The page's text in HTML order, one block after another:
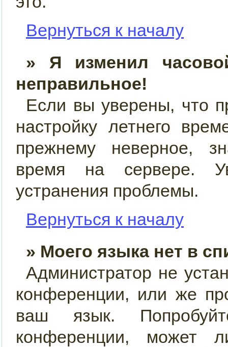
Вернуться к началу
» Я изменил
неправильное!
Если вы уверены, что
настройку летнего
прежнему неверное,
время на сервере.
устранения проблемы.
Вернуться к началу
» Моего языка нет в
Администратор не
конференции, или же
ваш язык.
конференции, может